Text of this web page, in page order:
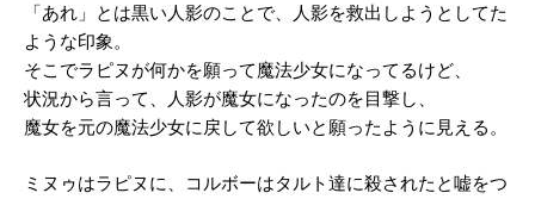
「あれ」とは黒い人影のことで、人影を救出しようとしてた
ような印象。
そこでラピヌが何かを願って魔法少女になってるけど、
状況から言って、人影が魔女になったのを目撃し、
魔女を元の魔法少女に戻して欲しいと願ったように見える。
ミヌゥはラピヌに、コルボーはタルト達に殺されたと嘘をつ